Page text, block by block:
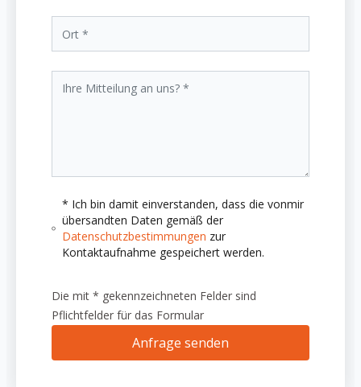
* Ich bin damit einverstanden, dass die vonmir
übersandten Daten gemäß der
Datenschutzbestimmungen zur
Kontaktaufnahme gespeichert werden.
Die mit * gekennzeichneten Felder sind
Pflichtfelder für das Formular
Anfrage senden